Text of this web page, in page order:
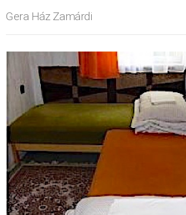
Gera Ház Zamárdi